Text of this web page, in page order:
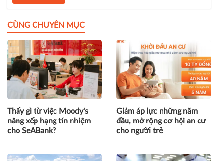
Gửi bình luận
CÙNG CHUYÊN MỤC